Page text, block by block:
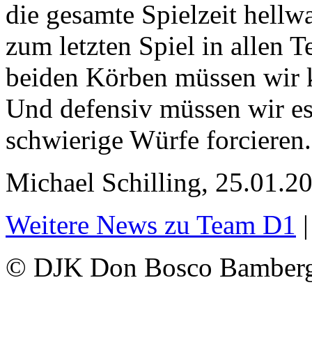
die gesamte Spielzeit
zum letzten Spiel in allen
beiden Körben müssen wir
Und defensiv müssen wir
schwierige Würfe
Michael Schilling,
Weitere News zu Team D1
© DJK Don Bosco